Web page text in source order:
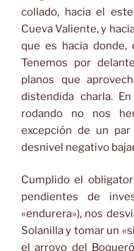
collado, hacia el
Cueva Valiente, y
que es hacia donde,
Tenemos por
planos que
distendida charla.
rodando no nos
excepción de un par
desnivel negativo
Cumplido el
pendientes de
«endurera»), nos
Solanilla y tomar un
el arroyo del